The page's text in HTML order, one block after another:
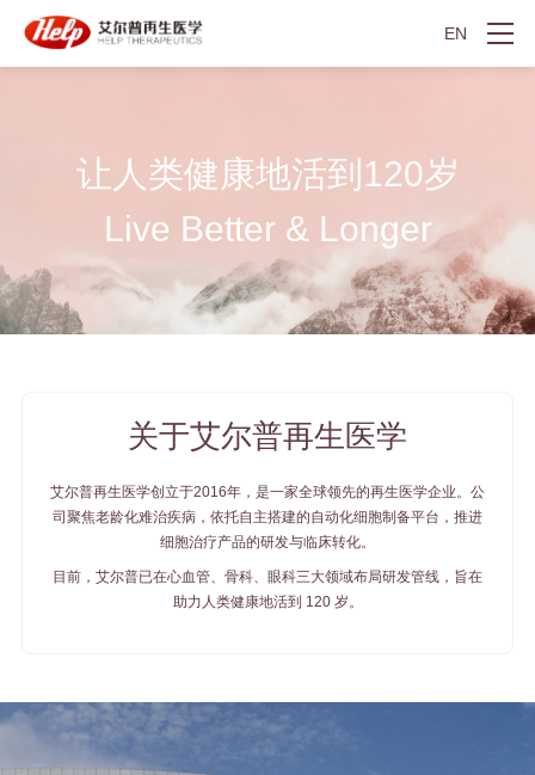
EN
让人类健康地活到120岁
Live Better & Longer
关于艾尔普再生医学
艾尔普再生医学创立于2016年，是一家全球领先的再生医学企业。公
司聚焦老龄化难治疾病，依托自主搭建的自动化细胞制备平台，推进
细胞治疗产品的研发与临床转化。
目前，艾尔普已在心血管、骨科、眼科三大领域布局研发管线，旨在
助力人类健康地活到 120 岁。